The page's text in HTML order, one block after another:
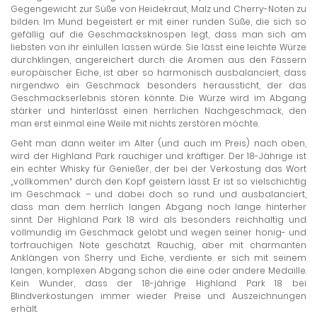
Gegengewicht zur Süße von Heidekraut, Malz und Cherry-Noten zu
bilden. Im Mund begeistert er mit einer runden Süße, die sich so
gefällig auf die Geschmacksknospen legt, dass man sich am
liebsten von ihr einlullen lassen würde. Sie lässt eine leichte Würze
durchklingen, angereichert durch die Aromen aus den Fässern
europäischer Eiche, ist aber so harmonisch ausbalanciert, dass
nirgendwo ein Geschmack besonders heraussticht, der das
Geschmackserlebnis stören könnte. Die Würze wird im Abgang
stärker und hinterlässt einen herrlichen Nachgeschmack, den
man erst einmal eine Weile mit nichts zerstören möchte.
Geht man dann weiter im Alter (und auch im Preis) nach oben,
wird der Highland Park rauchiger und kräftiger. Der 18-Jährige ist
ein echter Whisky für Genießer, der bei der Verkostung das Wort
„vollkommen“ durch den Kopf geistern lässt. Er ist so vielschichtig
im Geschmack – und dabei doch so rund und ausbalanciert,
dass man dem herrlich langen Abgang noch lange hinterher
sinnt. Der Highland Park 18 wird als besonders reichhaltig und
vollmundig im Geschmack gelobt und wegen seiner honig- und
torfrauchigen Note geschätzt. Rauchig, aber mit charmanten
Anklängen von Sherry und Eiche, verdiente er sich mit seinem
langen, komplexen Abgang schon die eine oder andere Medaille.
Kein Wunder, dass der 18-jährige Highland Park 18 bei
Blindverkostungen immer wieder Preise und Auszeichnungen
erhält.